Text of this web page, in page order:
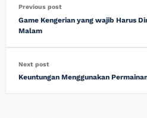
Previous post
Game Kengerian yang wajib Harus
Malam
Next post
Keuntungan Menggunakan